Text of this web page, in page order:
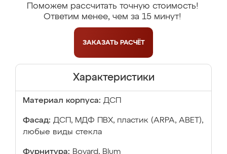
Поможем рассчитать точную стоимость!
Ответим менее, чем за 15 минут!
ЗАКАЗАТЬ РАСЧЁТ
Характеристики
Материал корпуса: ДСП
Фасад: ДСП, МДФ ПВХ, пластик (ARPA, ABET),
любые виды стекла
Фурнитура: Boyard, Blum